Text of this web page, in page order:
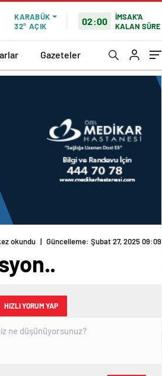
KARABÜK
32° AÇIK 02:00
İMSAK'A
KALAN SÜRE
Gazeteler
okundu | Güncelleme: Şubat 27, 2025 09:09
HIZLI YORUM YAP